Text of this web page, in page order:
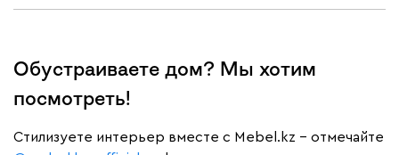
Обустраиваете дом? Мы хотим
посмотреть!
Cтилизуете интерьер вместе с Mebel.kz – отмечайте